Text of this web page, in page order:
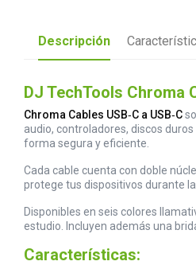
Descripción
DJ TechTools Chroma
Chroma Cables USB‑C a USB‑C
audio, controladores, discos
forma segura y eficiente.
Cada cable cuenta con doble
protege tus dispositivos durante
Disponibles en seis colores
estudio. Incluyen además una
Características: